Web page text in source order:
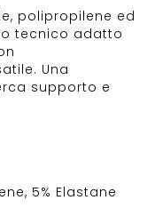
polipropilene ed
tecnico adatto
Una
supporto e
5% Elastane